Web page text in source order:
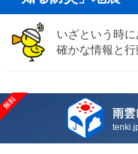
いざという時
確かな情報と
雨雲